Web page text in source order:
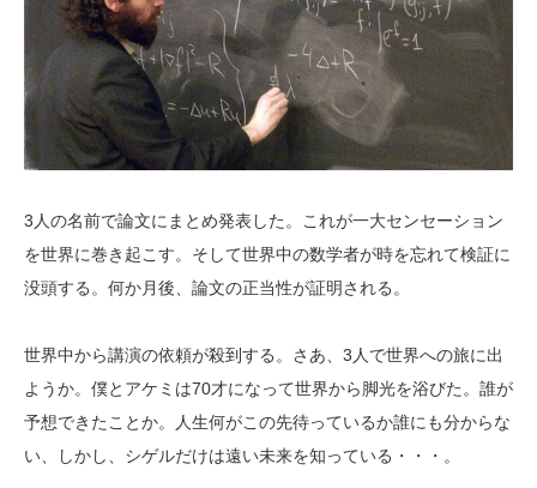
3人の名前で論文にまとめ発表した。これが一大センセーション
を世界に巻き起こす。そして世界中の数学者が時を忘れて検証に
没頭する。何か月後、論文の正当性が証明される。
世界中から講演の依頼が殺到する。さあ、3人で世界への旅に出
ようか。僕とアケミは70才になって世界から脚光を浴びた。誰が
予想できたことか。人生何がこの先待っているか誰にも分からな
い、しかし、シゲルだけは遠い未来を知っている・・・。